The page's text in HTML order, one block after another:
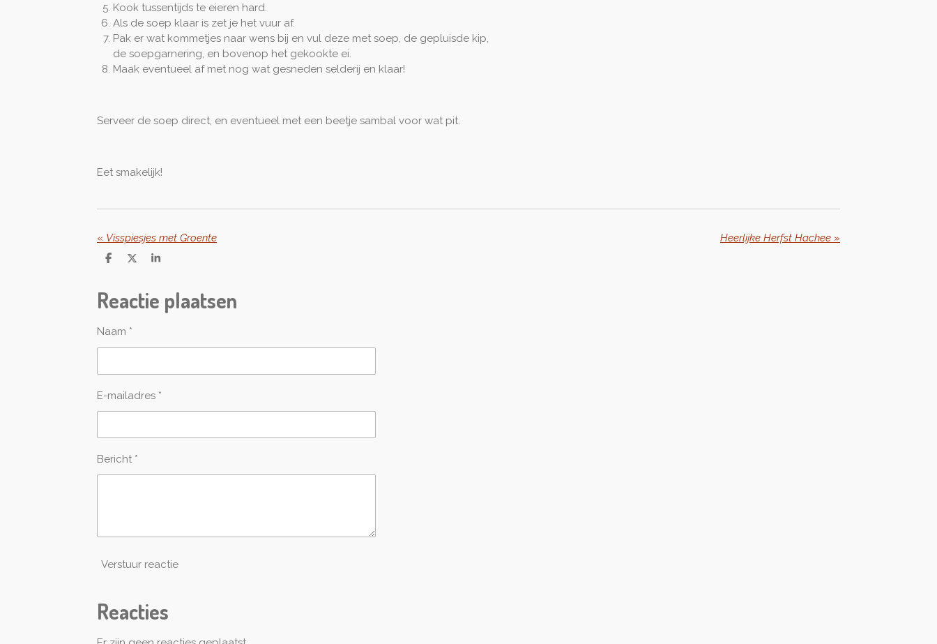
Kook tussentijds te eieren hard.
Als de soep klaar is zet je het vuur af.
Pak er wat kommetjes naar wens bij en vul deze met soep, de gepluisde kip,
de soepgarnering, en bovenop het gekookte ei.
Maak eventueel af met nog wat gesneden selderij en klaar!
Serveer de soep direct, en eventueel met een beetje sambal voor wat pit.
Eet smakelijk!
« Visspiesjes met Groente Heerlijke Herfst Hachee »
D
e
n
D
S
e
Reactie plaatsen
Naam *
E-mailadres *
Bericht *
Verstuur reactie
Reacties